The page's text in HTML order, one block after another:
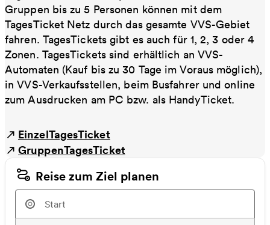
Gruppen bis zu 5 Personen können mit dem
TagesTicket Netz durch das gesamte VVS-Gebiet
fahren. TagesTickets gibt es auch für 1, 2, 3 oder 4
Zonen. TagesTickets sind erhältlich an VVS-
Automaten (Kauf bis zu 30 Tage im Voraus möglich),
in VVS-Verkaufsstellen, beim Busfahrer und online
zum Ausdrucken am PC bzw. als HandyTicket.
EinzelTagesTicket
GruppenTagesTicket
Reise zum Ziel planen